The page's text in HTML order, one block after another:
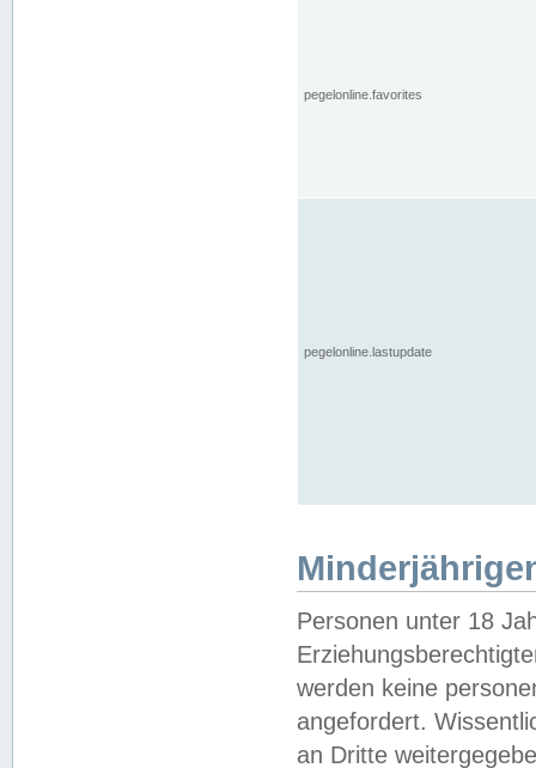
pegelonline.favorites
pegelonline.lastupdate
Personen unter 18
werden keine
angefordert.
an Dritte